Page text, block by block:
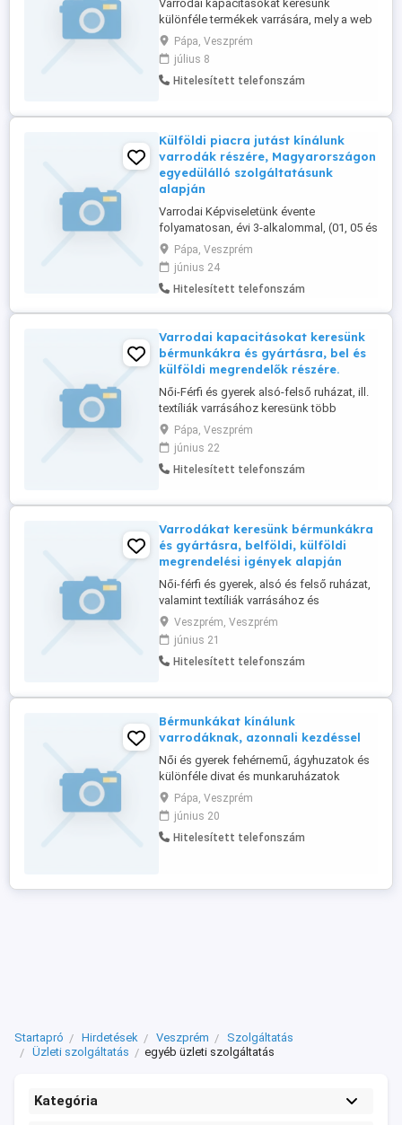
Varrodai kapacitásokat keresünk
különféle termékek varrására, mely a web
oldalunkon megtekinthetők és
folyamatosan frissülnek. Szolgáltatásaink
alapján aki munkát keres, az talál is, mivel
szerződött partnereinket folyamatosan 1-
megrendelési igényekről, mely alapján ...
Pápa, Veszprém
július 8
Hitelesített telefonszám
Külföldi piacra jutást kínálunk
varrodák részére, Magyarországon
egyedülálló szolgáltatásunk
alapján
Varrodai Képviseletünk évente
folyamatosan, évi 3-alkalommal, (01, 05 és
08-hóban), az Európai, Ázsiai, ill. a
Tengerentúli országok részére tudja
továbbítani üzleti ajánlatukat, kapacitás
felajánlásukat elérhetőségükkel együtt,
Pápa, Veszprém
június 24
Hitelesített telefonszám
Varrodai kapacitásokat keresünk
bérmunkákra és gyártásra, bel és
külföldi megrendelők részére.
Női-Férfi és gyerek alsó-felső ruházat, ill.
textíliák varrásához keresünk több
varrodát is, akár azonnali kezdéssel is. Ha
csak külföldi piacot keres, akkor abban is
segítségére tudunk lenni, bármely
országok területén, célirányosan is.
oldalunkon található, vagy ...
Pápa, Veszprém
június 22
Hitelesített telefonszám
Varrodákat keresünk bérmunkákra
és gyártásra, belföldi, külföldi
megrendelési igények alapján
Női-férfi és gyerek, alsó és felső ruházat,
valamint textíliák varrásához és
gyártásához keresünk varrodákat, 3-20-
főig Bővebb infó a megrendelésekről a
web oldalunkon talál, vagy telefonon
elérhet, ha munkát keres.
Veszprém, Veszprém
június 21
Hitelesített telefonszám
Bérmunkákat kínálunk
varrodáknak, azonnali kezdéssel
Női és gyerek fehérnemű, ágyhuzatok és
különféle divat és munkaruházatok
varrására keresünk, 3-10-fős varrodákat,
azonnali kezdéssel Bővebb infó a
honlapunkon, vagy telefonon kérhető.
Pápa, Veszprém
június 20
Hitelesített telefonszám
Startapró Hirdetések Veszprém
Szolgáltatás
Üzleti szolgáltatás
egyéb üzleti szolgáltatás
Kategória